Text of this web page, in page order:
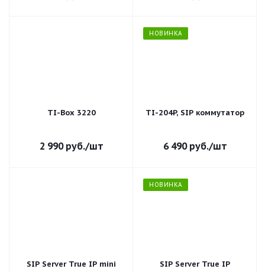
TI-Box 3220
2 990руб./шт
НОВИНКА
TI-204P, SIP коммутатор
6 490руб./шт
SIP Server True IP mini
НОВИНКА
SIP Server True IP